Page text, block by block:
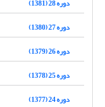
دوره 28 (1381)
دوره 27 (1380)
دوره 26 (1379)
دوره 25 (1378)
دوره 24 (1377)